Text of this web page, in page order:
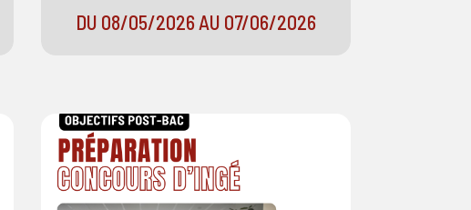
DU 08/05/2026 AU 07/06/2026